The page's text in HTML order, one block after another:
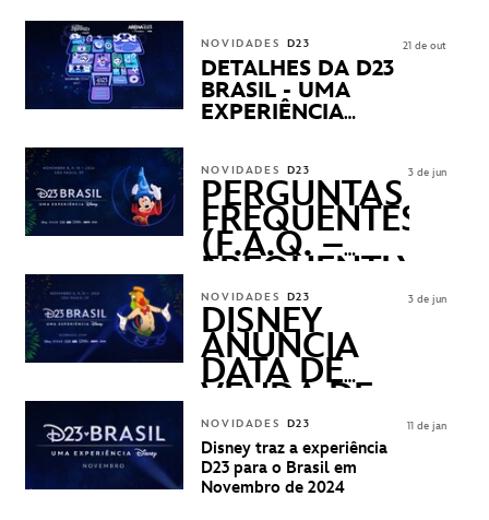
NOVIDADES D23
DETALHES DA D23
BRASIL - UMA
EXPERIÊNCIA
21 de out
NOVIDADES D23
PERGUNTAS
FREQUENTES
(F.A.Q. –
FREQUENTLY
ASKED
QUESTIONS)
3 de jun
NOVIDADES D23
DISNEY
ANUNCIA
DATA DE
VENDA DE
INGRESSOS
PARA A D23
BRASIL -
UMA
3 de jun
NOVIDADES D23
Disney traz a experiência
D23 para o Brasil em
Novembro de 2024
11 de jan